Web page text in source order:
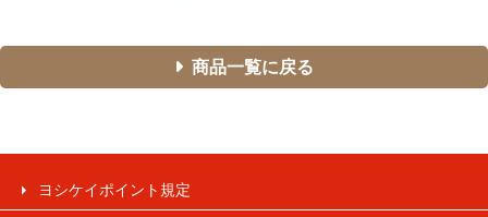
商品一覧に戻る
ヨシケイポイント規定